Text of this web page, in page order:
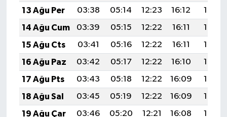
13 Ağu Per
03:38 05:14 12:23 16:12
19:21
14 Ağu Cum
03:39 05:15 12:22 16:11
19:19
15 Ağu Cts
03:41 05:16 12:22 16:11
19:18
16 Ağu Paz
03:42 05:17 12:22 16:10
19:17
17 Ağu Pts
03:43 05:18 12:22 16:09
19:15
18 Ağu Sal
03:45 05:19 12:22 16:09
19:14
19 Ağu Çar
03:46 05:20 12:21 16:08
19:13